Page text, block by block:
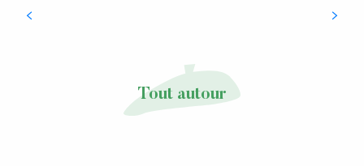
Salies-de-Béarn, la riche et passionnante
Tout autour